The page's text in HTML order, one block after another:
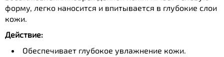
форму, легко наносится и впитывается в глубокие слои
кожи.
Действие:
Обеспечивает глубокое увлажнение кожи.